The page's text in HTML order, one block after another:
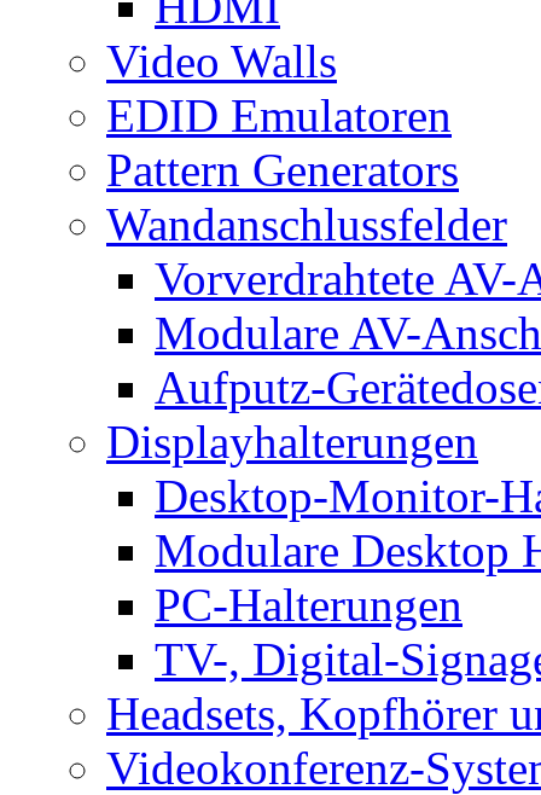
Video Walls
EDID Emulatoren
Pattern Generators
Wandanschlussfelder
Vorverdrahtete AV-
Modulare AV-
Aufputz-
Displayhalterungen
Desktop-Monitor-
Modulare Desktop
PC-Halterungen
TV-, Digital-
Headsets, Kopfhörer
Videokonferenz-